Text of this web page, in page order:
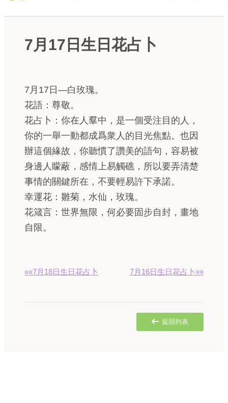
7月17日生日花占卜
7月17日—白玫瑰。
花語：尊敬。
花占卜：你在人羣中，是一個受注目的人，
你的一舉一動都成爲衆人的目光焦點。也因
辦這個緣故，你聽慣了讚美的語句，容易被
身邊人矇蔽，感情上易觸礁，所以要弄清楚
事情的關鍵所在，不要輕易許下承諾。
幸運花：雛菊，水仙，玫瑰。
花箴言：世界無限，何必要固步自封，畫地
自限。
««7月18日生日花占卜 7月16日生日花占卜»»
返回列表